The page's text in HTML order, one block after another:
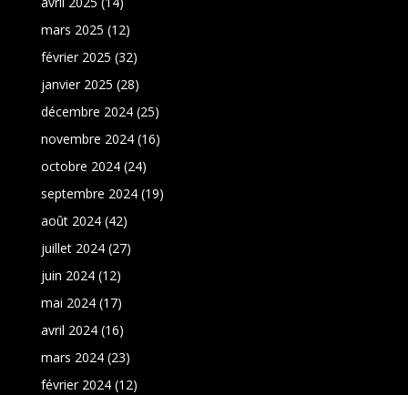
mars 2025 (12)
février 2025 (32)
janvier 2025 (28)
décembre 2024(25)
novembre 2024(16)
octobre 2024(24)
septembre 2024(19)
août 2024(42)
juillet 2024(27)
juin 2024(12)
mai 2024(17)
avril 2024(16)
mars 2024(23)
février 2024(12)